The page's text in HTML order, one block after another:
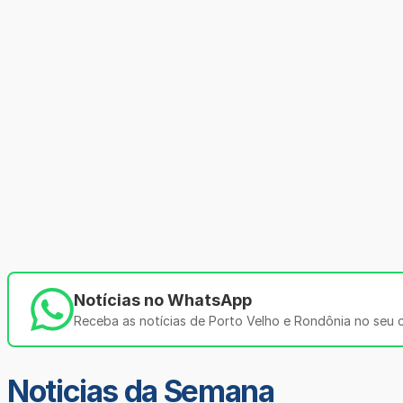
Notícias no WhatsApp
Receba as notícias de Porto Velho e Rondônia no seu
Noticias da Semana